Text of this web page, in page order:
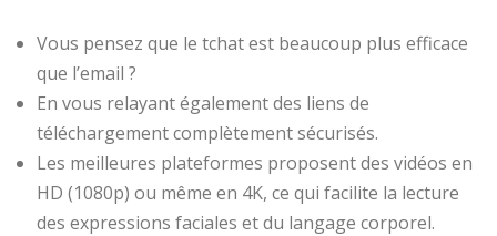
Vous pensez que le tchat est beaucoup plus efficace
que l’email ?
En vous relayant également des liens de
téléchargement complètement sécurisés.
Les meilleures plateformes proposent des vidéos en
HD (1080p) ou même en 4K, ce qui facilite la lecture
des expressions faciales et du langage corporel.